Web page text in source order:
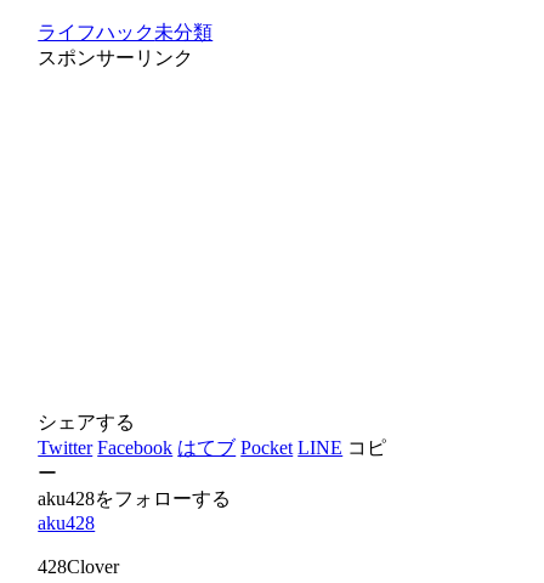
ライフハック未分類
スポンサーリンク
シェアする
Twitter Facebook はてブ Pocket LINE コピ
ー
aku428をフォローする
aku428
428Clover